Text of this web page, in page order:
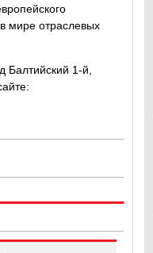
мире отраслевых
Балтийский 1-й,